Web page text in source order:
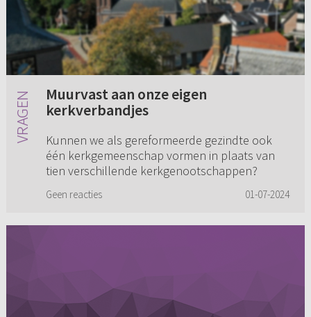
Muurvast aan onze eigen
kerkverbandjes
Kunnen we als gereformeerde gezindte ook
één kerkgemeenschap vormen in plaats van
tien verschillende kerkgenootschappen?
Geen reacties 01-07-2024